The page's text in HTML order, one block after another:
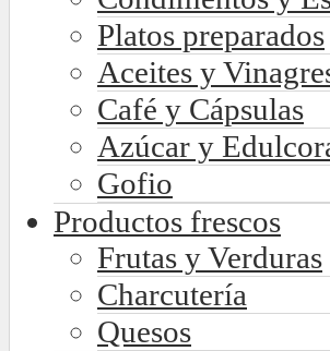
Platos preparados
Aceites y
Café y Cápsulas
Azúcar y
Gofio
Productos frescos
Frutas y Verduras
Charcutería
Quesos